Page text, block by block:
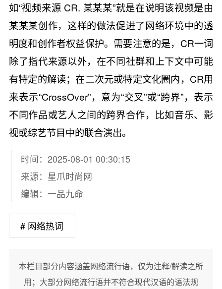
如“视频来源 CR. 某某某”就是在说明该视频是由
某某某创作，这样的做法促进了网络环境中的透
明度和创作者权益保护。需要注意的是，CR一词
除了指代来源以外，在不同社群和上下文中可能
有特定的解读；在二次元或特定文化圈内，CR用
来表示“CrossOver”，意为“交叉”或“跨界”，表示
不同作品或艺人之间的跨界合作，比如音乐、影
视或综艺节目中的联合演出。
时间：2025-08-01 00:30:15
来源： 星爪时尚网
编辑：一品九命
# 网络热词
本栏目部分内容涵盖网络流行语，仅为注释/解读之所
用；大部分网络流行语并不符合现代汉语的语法规